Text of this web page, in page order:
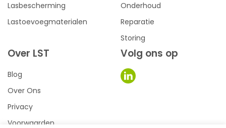
Lasbescherming
Lastoevoegmaterialen
Onderhoud
Reparatie
Storing
Over LST
Blog
Over Ons
Privacy
Voorwaarden
Volg ons op